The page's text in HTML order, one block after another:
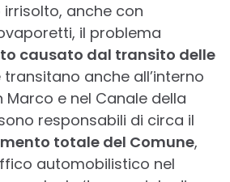
anche con
il problema
causato dal transito delle
transitano anche all’interno
Marco e nel Canale della
responsabili di circa il
totale del Comune,
automobilistico nel